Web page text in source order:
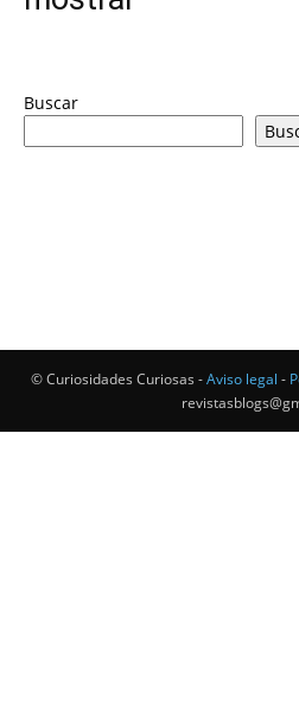
Buscar
© Curiosidades Curiosas -Aviso legal -